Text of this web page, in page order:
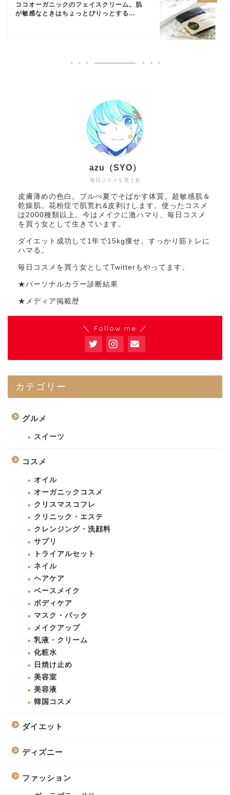
ココオーガニックのフェイスクリーム。肌
が敏感なときはちょっとぴりっとする...
毎日コスメを買う女
azu（SYO）
皮膚薄めの色白。ブルべ夏でそばかす体質。超敏感肌＆
乾燥肌。花粉症で肌荒れ&皮剥けします。使ったコスメ
は2000種類以上。今はメイクに激ハマり、毎日コスメ
を買う女として生きています。
ダイエット成功して1年で15kg痩せ、すっかり筋トレに
ハマる。
毎日コスメを買う女としてTwitterもやってます。
★パーソナルカラー診断結果
★メディア掲載歴
＼ Follow me ／
カテゴリー
グルメ
スイーツ
コスメ
オイル
オーガニックコスメ
クリスマスコフレ
クリニック・エステ
クレンジング・洗顔料
サプリ
トライアルセット
ネイル
ヘアケア
ベースメイク
ボディケア
マスク・パック
メイクアップ
乳液・クリーム
化粧水
日焼け止め
美容室
美容液
韓国コスメ
ダイエット
ディズニー
ファッション